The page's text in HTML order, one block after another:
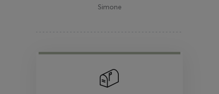
Simone